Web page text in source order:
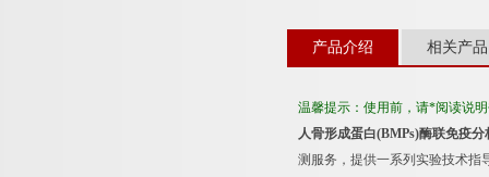
产品介绍 相关产品
温馨提示：使用前，请*阅读说
人骨形成蛋白(BMPs)酶联免疫分
测服务，提供一系列实验技术指